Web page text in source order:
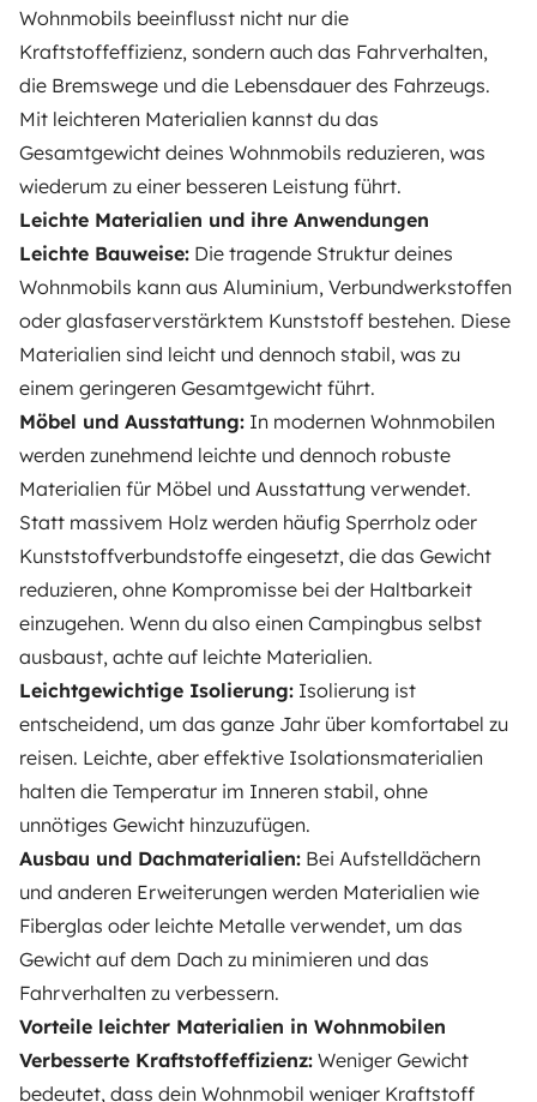
Wohnmobils beeinflusst nicht nur die
Kraftstoffeffizienz, sondern auch das Fahrverhalten,
die Bremswege und die Lebensdauer des Fahrzeugs.
Mit leichteren Materialien kannst du das
Gesamtgewicht deines Wohnmobils reduzieren, was
wiederum zu einer besseren Leistung führt.
Leichte Materialien und ihre Anwendungen
Leichte Bauweise: Die tragende Struktur deines
Wohnmobils kann aus Aluminium, Verbundwerkstoffen
oder glasfaserverstärktem Kunststoff bestehen. Diese
Materialien sind leicht und dennoch stabil, was zu
einem geringeren Gesamtgewicht führt.
Möbel und Ausstattung: In modernen Wohnmobilen
werden zunehmend leichte und dennoch robuste
Materialien für Möbel und Ausstattung verwendet.
Statt massivem Holz werden häufig Sperrholz oder
Kunststoffverbundstoffe eingesetzt, die das Gewicht
reduzieren, ohne Kompromisse bei der Haltbarkeit
einzugehen. Wenn du also einen Campingbus selbst
ausbaust, achte auf leichte Materialien.
Leichtgewichtige Isolierung: Isolierung ist
entscheidend, um das ganze Jahr über komfortabel zu
reisen. Leichte, aber effektive Isolationsmaterialien
halten die Temperatur im Inneren stabil, ohne
unnötiges Gewicht hinzuzufügen.
Ausbau und Dachmaterialien: Bei Aufstelldächern
und anderen Erweiterungen werden Materialien wie
Fiberglas oder leichte Metalle verwendet, um das
Gewicht auf dem Dach zu minimieren und das
Fahrverhalten zu verbessern.
Vorteile leichter Materialien in Wohnmobilen
Verbesserte Kraftstoffeffizienz: Weniger Gewicht
bedeutet, dass dein Wohnmobil weniger Kraftstoff